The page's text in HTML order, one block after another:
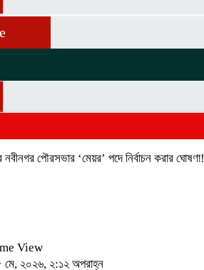
নবীনগর পৌরসভার ‘মেয়র’ পদে নির্বাচন করার ঘোষণা!
View
২০২৬, ২:১২ অপরাহ্ন